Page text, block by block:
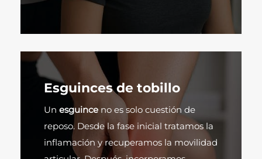
Esguinces de tobillo
Un esguince no es solo cuestión de
reposo. Desde la fase inicial tratamos la
inflamación y recuperamos la movilidad